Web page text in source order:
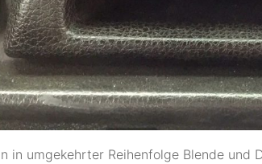
in umgekehrter Reihenfolge Blende und